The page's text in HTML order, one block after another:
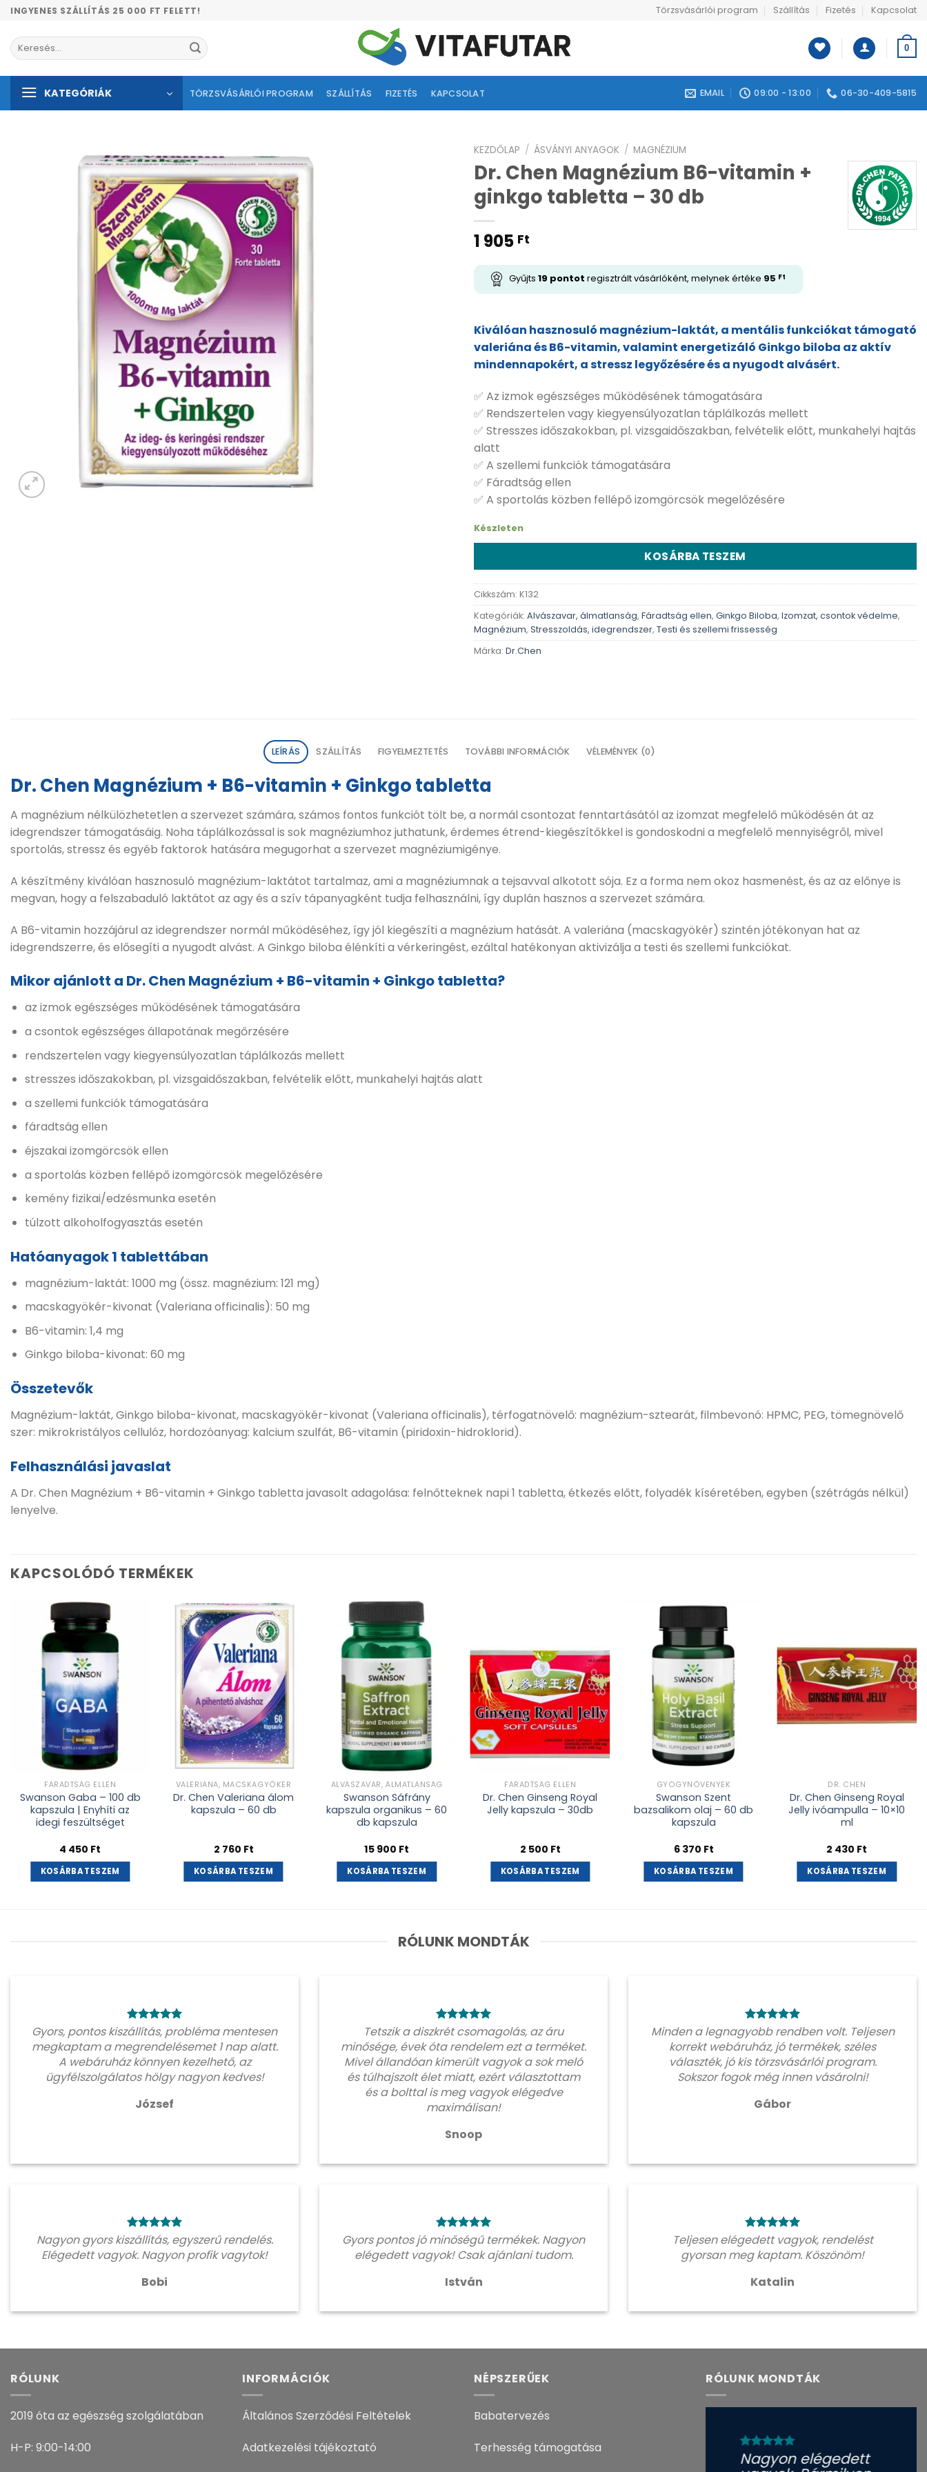
Skip
content
INGYENES SZÁLLÍTÁS 25 000 FT FELETT! Törzsvásárlói program Szállítás Fizetés Kapcsolat
Keresés
a
0
KATEGÓRIÁK TÖRZSVÁSÁRLÓI PROGRAM SZÁLLÍTÁS FIZETÉS KAPCSOLAT EMAIL 09:00 - 13:00 06-30-409-5815
Kívánságlistához
KEZDŐLAP / ÁSVÁNYI ANYAGOK / MAGNÉZIUM
Dr. Chen Magnézium B6-vitamin +
ginkgo tabletta – 30 db
1 905 Ft
Gyűjts 19 pontot regisztrált vásárlóként, melynek értéke 95 Ft
Kiválóan hasznosuló magnézium-laktát, a mentális funkciókat támogató
valeriána és B6-vitamin, valamint energetizáló Ginkgo biloba az aktív
mindennapokért, a stressz legyőzésére és a nyugodt alvásért.
✅ Az izmok egészséges működésének támogatására
✅ Rendszertelen vagy kiegyensúlyozatlan táplálkozás mellett
✅ Stresszes időszakokban, pl. vizsgaidőszakban, felvételik előtt, munkahelyi hajtás
alatt
✅ A szellemi funkciók támogatására
✅ Fáradtság ellen
✅ A sportolás közben fellépő izomgörcsök megelőzésére
Készleten
KOSÁRBA TESZEM
Cikkszám: K132
Kategóriák: Alvászavar, álmatlanság, Fáradtság ellen, Ginkgo Biloba, Izomzat, csontok védelme,
Magnézium, Stresszoldás, idegrendszer, Testi és szellemi frissesség
Márka: Dr.Chen
LEÍRÁS SZÁLLÍTÁS FIGYELMEZTETÉS TOVÁBBI INFORMÁCIÓK VÉLEMÉNYEK (0)
Dr. Chen Magnézium + B6-vitamin + Ginkgo tabletta
A magnézium nélkülözhetetlen a szervezet számára, számos fontos funkciót tölt be, a normál csontozat fenntartásától az izomzat megfelelő működésén át az
idegrendszer támogatásáig. Noha táplálkozással is sok magnéziumhoz juthatunk, érdemes étrend-kiegészítőkkel is gondoskodni a megfelelő mennyiségről, mivel
sportolás, stressz és egyéb faktorok hatására megugorhat a szervezet magnéziumigénye.
A készítmény kiválóan hasznosuló magnézium-laktátot tartalmaz, ami a magnéziumnak a tejsavval alkotott sója. Ez a forma nem okoz hasmenést, és az az előnye is
megvan, hogy a felszabaduló laktátot az agy és a szív tápanyagként tudja felhasználni, így duplán hasznos a szervezet számára.
A B6-vitamin hozzájárul az idegrendszer normál működéséhez, így jól kiegészíti a magnézium hatását. A valeriána (macskagyökér) szintén jótékonyan hat az
idegrendszerre, és elősegíti a nyugodt alvást. A Ginkgo biloba élénkíti a vérkeringést, ezáltal hatékonyan aktivizálja a testi és szellemi funkciókat.
Mikor ajánlott a Dr. Chen Magnézium + B6-vitamin + Ginkgo tabletta?
az izmok egészséges működésének támogatására
a csontok egészséges állapotának megőrzésére
rendszertelen vagy kiegyensúlyozatlan táplálkozás mellett
stresszes időszakokban, pl. vizsgaidőszakban, felvételik előtt, munkahelyi hajtás alatt
a szellemi funkciók támogatására
fáradtság ellen
éjszakai izomgörcsök ellen
a sportolás közben fellépő izomgörcsök megelőzésére
kemény fizikai/edzésmunka esetén
túlzott alkoholfogyasztás esetén
Hatóanyagok 1 tablettában
magnézium-laktát: 1000 mg (össz. magnézium: 121 mg)
macskagyökér-kivonat (Valeriana officinalis): 50 mg
B6-vitamin: 1,4 mg
Ginkgo biloba-kivonat: 60 mg
Összetevők
Magnézium-laktát, Ginkgo biloba-kivonat, macskagyökér-kivonat (Valeriana officinalis), térfogatnövelő: magnézium-sztearát, filmbevonó: HPMC, PEG, tömegnövelő
szer: mikrokristályos cellulóz, hordozóanyag: kalcium szulfát, B6-vitamin (piridoxin-hidroklorid).
Felhasználási javaslat
A Dr. Chen Magnézium + B6-vitamin + Ginkgo tabletta javasolt adagolása: felnőtteknek napi 1 tabletta, étkezés előtt, folyadék kíséretében, egyben (szétrágás nélkül)
lenyelve.
KAPCSOLÓDÓ TERMÉKEK
Kívánságlistához
FÁRADTSÁG ELLEN
Swanson Gaba – 100 db
kapszula | Enyhíti az
idegi feszültséget
4 450 Ft
KOSÁRBA TESZEM
Kívánságlistához
adás
VALERIANA, MACSKAGYÖKÉR
Dr. Chen Valeriana álom
kapszula – 60 db
2 760 Ft
KOSÁRBA TESZEM
Kívánságlistához
adás
ALVÁSZAVAR, ÁLMATLANSÁG
Swanson Sáfrány
kapszula organikus – 60
db kapszula
15 900 Ft
KOSÁRBA TESZEM
FÁRADTSÁG ELLEN
Dr. Chen Ginseng Royal
Jelly kapszula – 30db
2 500 Ft
KOSÁRBA TESZEM
Kívánságlistához
adás
GYÓGYNÖVÉNYEK
Swanson Szent
bazsalikom olaj – 60 db
kapszula
6 370 Ft
KOSÁRBA TESZEM
adás
DR. CHEN
Dr. Chen Ginseng Royal
Jelly ivóampulla – 10×10
ml
2 430 Ft
KOSÁRBA TESZEM
RÓLUNK MONDTÁK
Gyors, pontos kiszállítás, probléma mentesen
megkaptam a megrendelésemet 1 nap alatt.
A webáruház könnyen kezelhető, az
ügyfélszolgálatos hölgy nagyon kedves!
József
Tetszik a diszkrét csomagolás, az áru
minősége, évek óta rendelem ezt a terméket.
Mivel állandóan kimerült vagyok a sok meló
és túlhajszolt élet miatt, ezért választottam
és a bolttal is meg vagyok elégedve
maximálisan!
Snoop
Minden a legnagyobb rendben volt. Teljesen
korrekt webáruház, jó termékek, széles
választék, jó kis törzsvásárlói program.
Sokszor fogok még innen vásárolni!
Gábor
Nagyon gyors kiszállítás, egyszerű rendelés.
Elégedett vagyok. Nagyon profik vagytok!
Bobi
Gyors pontos jó minőségű termékek. Nagyon
elégedett vagyok! Csak ajánlani tudom.
István
Teljesen elégedett vagyok, rendelést
gyorsan meg kaptam. Köszönöm!
Katalin
RÓLUNK
2019 óta az egészség szolgálatában
H-P: 9:00-14:00
INFORMÁCIÓK
Általános Szerződési Feltételek
Adatkezelési tájékoztató
NÉPSZERŰEK
Babatervezés
Terhesség támogatása
RÓLUNK MONDTÁK
Nagyon elégedett